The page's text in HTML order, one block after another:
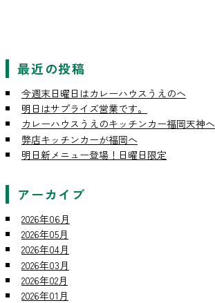
最近の投稿
今週末日曜日はカレーハウスうえのへ
明日はサプライズ営業です。
カレーハウスうえのキッチンカー福岡天神へ
弊店キッチンカーが福岡へ
明日新メニュー登場！日曜日限定
アーカイブ
2026年06月
2026年05月
2026年04月
2026年03月
2026年02月
2026年01月